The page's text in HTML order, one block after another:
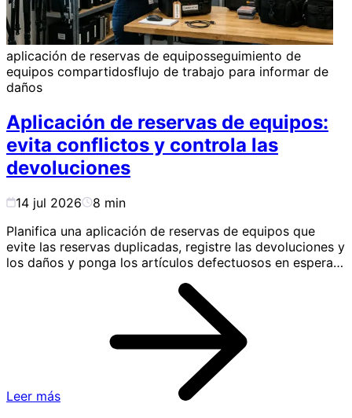
aplicación de reservas de equiposseguimiento de
equipos compartidosflujo de trabajo para informar de
daños
Aplicación de reservas de equipos:
evita conflictos y controla las
devoluciones
14 jul 2026 8 min
Planifica una aplicación de reservas de equipos que
evite las reservas duplicadas, registre las devoluciones y
los daños y ponga los artículos defectuosos en espera
Leer más